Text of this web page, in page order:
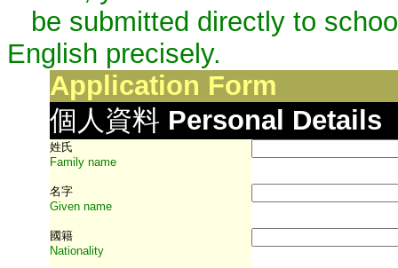
be submitted directly to
English precisely.
Application Form
個人資料 Personal Details
姓氏
Family name
名字
Given name
國籍
Nationality